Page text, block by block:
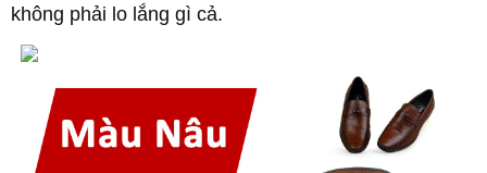
không phải lo lắng gì cả.